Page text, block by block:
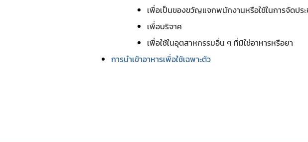
เพื่อเป็นของขวัญแจกพนักงานหรือใช้ในการจัดประ
เพื่อบริจาค
เพื่อใช้ในอุตสาหกรรมอื่น ๆ ที่มิใช่อาหารหรือยา
การนำเข้าอาหารเพื่อใช้เฉพาะตัว